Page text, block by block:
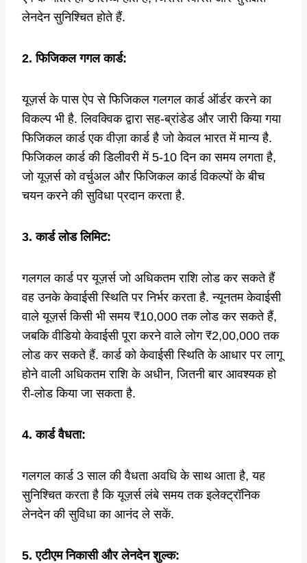
लेनदेन सुनिश्चित होते हैं.
2. फिजिकल गगल कार्ड:
यूज़र्स के पास ऐप से फिजिकल गलगल कार्ड ऑर्डर करने का
विकल्प भी है. लिवक्विक द्वारा सह-ब्रांडेड और जारी किया गया
फिजिकल कार्ड एक वीज़ा कार्ड है जो केवल भारत में मान्य है.
फिजिकल कार्ड की डिलीवरी में 5-10 दिन का समय लगता है,
जो यूज़र्स को वर्चुअल और फिजिकल कार्ड विकल्पों के बीच
चयन करने की सुविधा प्रदान करता है.
3. कार्ड लोड लिमिट:
गलगल कार्ड पर यूज़र्स जो अधिकतम राशि लोड कर सकते हैं
वह उनके केवाईसी स्थिति पर निर्भर करता है. न्यूनतम केवाईसी
वाले यूज़र्स किसी भी समय ₹10,000 तक लोड कर सकते हैं,
जबकि वीडियो केवाईसी पूरा करने वाले लोग ₹2,00,000 तक
लोड कर सकते हैं. कार्ड को केवाईसी स्थिति के आधार पर लागू
होने वाली अधिकतम राशि के अधीन, जितनी बार आवश्यक हो
री-लोड किया जा सकता है.
4. कार्ड वैधता:
गलगल कार्ड 3 साल की वैधता अवधि के साथ आता है, यह
सुनिश्चित करता है कि यूज़र्स लंबे समय तक इलेक्ट्रॉनिक
लेनदेन की सुविधा का आनंद ले सकें.
5. एटीएम निकासी और लेनदेन शुल्क: